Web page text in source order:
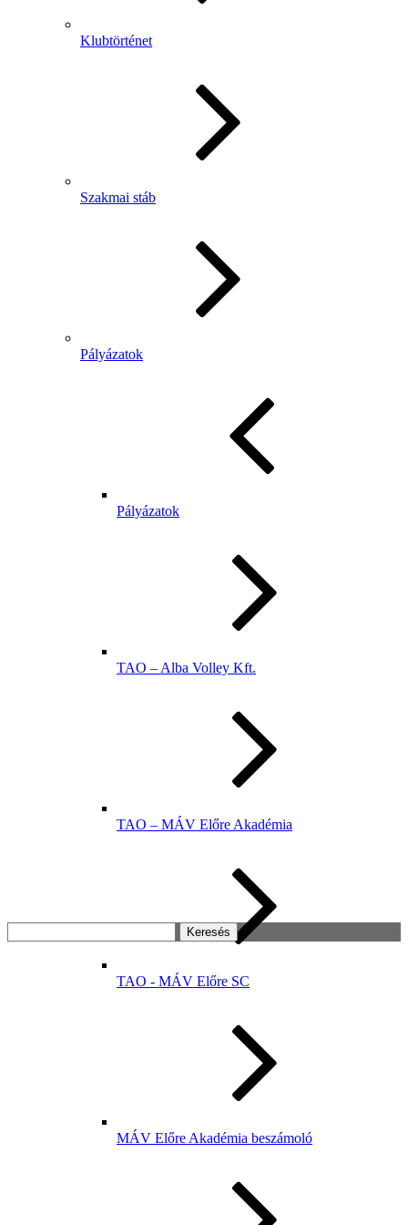
Klubtörténet
Szakmai stáb
Pályázatok
Pályázatok
TAO – Alba Volley Kft.
TAO – MÁV Előre Akadémia
TAO - MÁV Előre SC
MÁV Előre Akadémia beszámoló